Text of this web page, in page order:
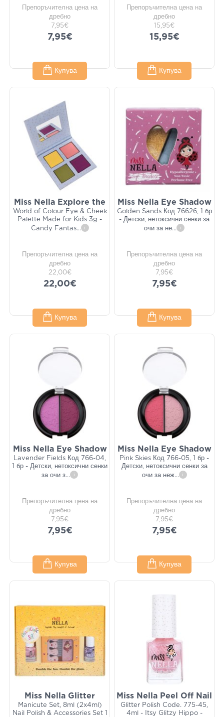
Препоръчителна цена на
дребно
7,95€
7,95€
Купува
Препоръчителна цена на
дребно
15,95€
15,95€
Купува
Miss Nella Explore the
World of Colour Eye & Cheek
Palette Made for Kids 3g -
Candy Fantas... i
Препоръчителна цена на
дребно
22,00€
22,00€
Купува
Miss Nella Eye Shadow
Golden Sands Код 76626, 1 бр
- Детски, нетоксични сенки за
очи за не... i
Препоръчителна цена на
дребно
7,95€
7,95€
Купува
Miss Nella Eye Shadow
Lavender Fields Код 766-04,
1 бр - Детски, нетоксични сенки
за очи з... i
Препоръчителна цена на
дребно
7,95€
7,95€
Купува
Miss Nella Eye Shadow
Pink Skies Код 766-05, 1 бр -
Детски, нетоксични сенки за
очи за неж... i
Препоръчителна цена на
дребно
7,95€
7,95€
Купува
Miss Nella Glitter
Manicute Set, 8ml (2x4ml)
Nail Polish & Accessories Set 1
Miss Nella Peel Off Nail
Glitter Polish Code. 775-45,
4ml - Itsy Glitzy Hippo -